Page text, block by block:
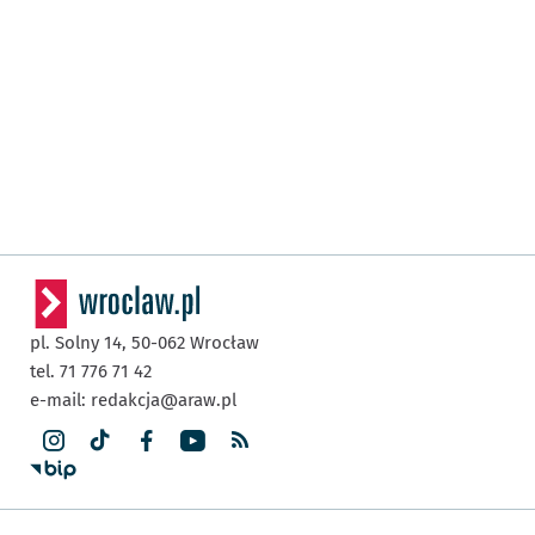
pl. Solny 14, 50-062 Wrocław
tel. 71 776 71 42
e-mail: redakcja@araw.pl